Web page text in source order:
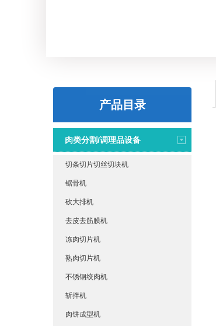
产品目录
肉类分割/调理品设备
切条切片切丝切块机
锯骨机
砍大排机
去皮去筋膜机
冻肉切片机
熟肉切片机
不锈钢绞肉机
斩拌机
肉饼成型机